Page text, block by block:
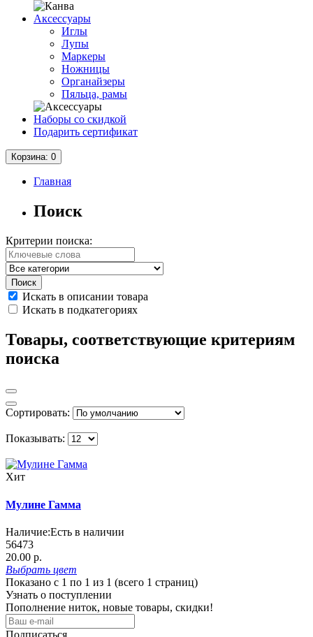
Аксессуары
Иглы
Лупы
Маркеры
Ножницы
Органайзеры
Пяльца, рамы
Наборы со скидкой
Подарить сертификат
Корзина: 0
Главная
Поиск
Критерии поиска:
Искать в описании товара
Искать в подкатегориях
Товары, соответствующие критериям
поиска
Сортировать:
Показывать:
Хит
Мулине Гамма
Наличие:Есть в наличии
56473
20.00 р.
Выбрать цвет
Показано с 1 по 1 из 1 (всего 1 страниц)
Узнать о поступлении
Пополнение ниток, новые товары, скидки!
Подписаться